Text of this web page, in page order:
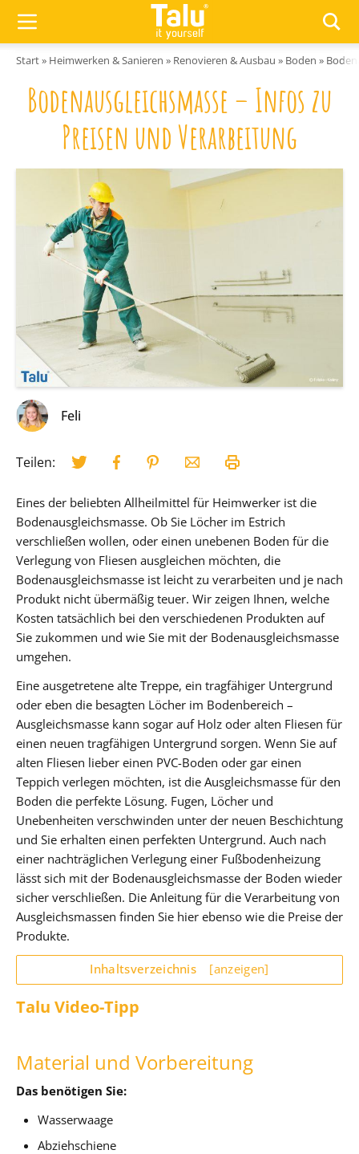
Start» Heimwerken & Sanieren » Renovieren & Ausbau » Boden »
Bodenausgleichsmasse – Infos zu
Preisen und Verarbeitung
Feli
Teilen:
Eines der beliebten Allheilmittel für Heimwerker ist die
Bodenausgleichsmasse. Ob Sie Löcher im Estrich
verschließen wollen, oder einen unebenen Boden für die
Verlegung von Fliesen ausgleichen möchten, die
Bodenausgleichsmasse ist leicht zu verarbeiten und je nach
Produkt nicht übermäßig teuer. Wir zeigen Ihnen, welche
Kosten tatsächlich bei den verschiedenen Produkten auf
Sie zukommen und wie Sie mit der Bodenausgleichsmasse
umgehen.
Eine ausgetretene alte Treppe, ein tragfähiger Untergrund
oder eben die besagten Löcher im Bodenbereich –
Ausgleichsmasse kann sogar auf Holz oder alten Fliesen für
einen neuen tragfähigen Untergrund sorgen. Wenn Sie auf
alten Fliesen lieber einen PVC-Boden oder gar einen
Teppich verlegen möchten, ist die Ausgleichsmasse für den
Boden die perfekte Lösung. Fugen, Löcher und
Unebenheiten verschwinden unter der neuen Beschichtung
und Sie erhalten einen perfekten Untergrund. Auch nach
einer nachträglichen Verlegung einer Fußbodenheizung
lässt sich mit der Bodenausgleichsmasse der Boden wieder
sicher verschließen. Die Anleitung für die Verarbeitung von
Ausgleichsmassen finden Sie hier ebenso wie die Preise der
Produkte.
Inhaltsverzeichnis [anzeigen]
Talu Video-Tipp
Material und Vorbereitung
Das benötigen Sie:
Wasserwaage
Abziehschiene